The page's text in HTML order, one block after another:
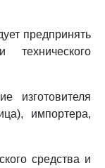
предпринять
технического
изготовителя
импортера,
средства и